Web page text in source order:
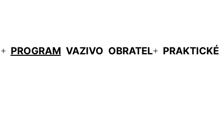
Otevřít
PROGRAM VAZIVO OBRATEL
Otevřít
PRAKTICKÉ